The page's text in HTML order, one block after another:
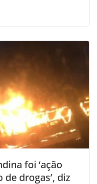
foi ‘ação
drogas’, diz